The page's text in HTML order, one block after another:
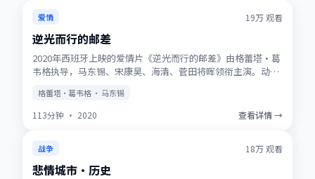
热播 ★7.2
爱情 19万观看
逆光而行的邮差
2020年西班牙上映的爱情片《逆光而行的邮差》由格蕾塔·葛
韦格执导，马东锡、宋康昊、海清、菅田将晖领衔主演。动画
度选择，观影体验稳定流畅。
格蕾塔·葛韦格 · 马东锡
113分钟 · 2020 查看详情 →
获奖 ★9.7
战争 18万观看
悲情城市·历史